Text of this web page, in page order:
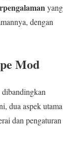
yang
dengan
Mod
dibandingkan
dua aspek utama
dan pengaturan